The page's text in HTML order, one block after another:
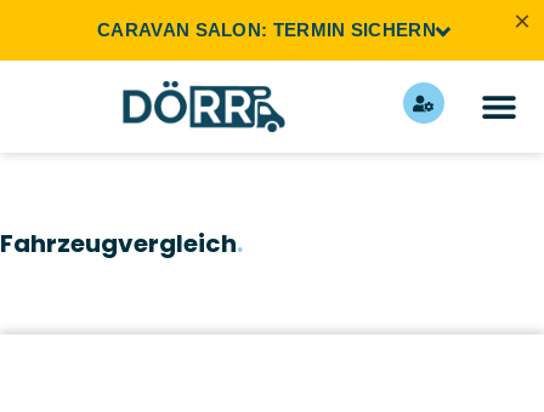
Fahrzeugvergleich.
CARAVAN SALON: TERMIN SICHERN ×